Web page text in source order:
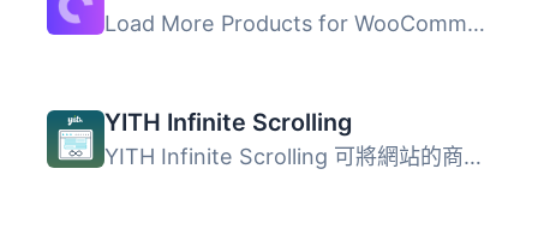
Load More Products for WooCommerce 外掛可透過 AJAX 實現無...
YITH Infinite Scrolling
YITH Infinite Scrolling 可將網站的商品或文章分頁替換為無...